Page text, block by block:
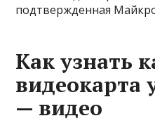
подтвержденная
Как узнать
видеокарта
— видео